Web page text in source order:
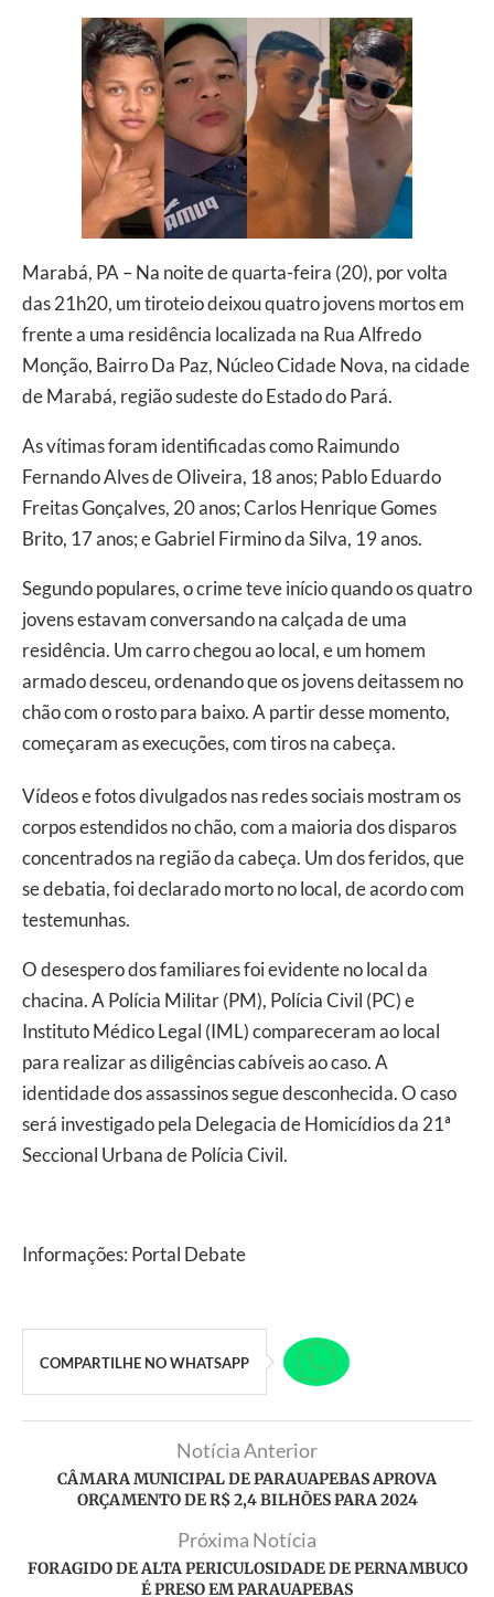
Marabá, PA – Na noite de quarta-feira (20), por volta
das 21h20, um tiroteio deixou quatro jovens mortos em
frente a uma residência localizada na Rua Alfredo
Monção, Bairro Da Paz, Núcleo Cidade Nova, na cidade
de Marabá, região sudeste do Estado do Pará.
As vítimas foram identificadas como Raimundo
Fernando Alves de Oliveira, 18 anos; Pablo Eduardo
Freitas Gonçalves, 20 anos; Carlos Henrique Gomes
Brito, 17 anos; e Gabriel Firmino da Silva, 19 anos.
Segundo populares, o crime teve início quando os quatro
jovens estavam conversando na calçada de uma
residência. Um carro chegou ao local, e um homem
armado desceu, ordenando que os jovens deitassem no
chão com o rosto para baixo. A partir desse momento,
começaram as execuções, com tiros na cabeça.
Vídeos e fotos divulgados nas redes sociais mostram os
corpos estendidos no chão, com a maioria dos disparos
concentrados na região da cabeça. Um dos feridos, que
se debatia, foi declarado morto no local, de acordo com
testemunhas.
O desespero dos familiares foi evidente no local da
chacina. A Polícia Militar (PM), Polícia Civil (PC) e
Instituto Médico Legal (IML) compareceram ao local
para realizar as diligências cabíveis ao caso. A
identidade dos assassinos segue desconhecida. O caso
será investigado pela Delegacia de Homicídios da 21ª
Seccional Urbana de Polícia Civil.
Informações: Portal Debate
COMPARTILHE NO WHATSAPP
Notícia Anterior
CÂMARA MUNICIPAL DE PARAUAPEBAS APROVA
ORÇAMENTO DE R$ 2,4 BILHÕES PARA 2024
Próxima Notícia
FORAGIDO DE ALTA PERICULOSIDADE DE PERNAMBUCO
É PRESO EM PARAUAPEBAS